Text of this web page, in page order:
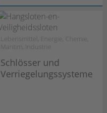
Lebensmittel, Energie, Chemie,
Maritim, Industrie
Schlösser und
Verriegelungssysteme